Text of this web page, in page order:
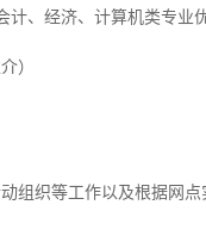
、经济、计算机类专业优
）
组织等工作以及根据网点